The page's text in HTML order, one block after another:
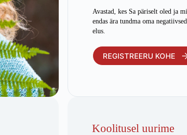
Avastad, kes Sa päriselt oled ja
endas ära tundma oma
elus.
REGISTREERU KOHE
Koolitusel uurime